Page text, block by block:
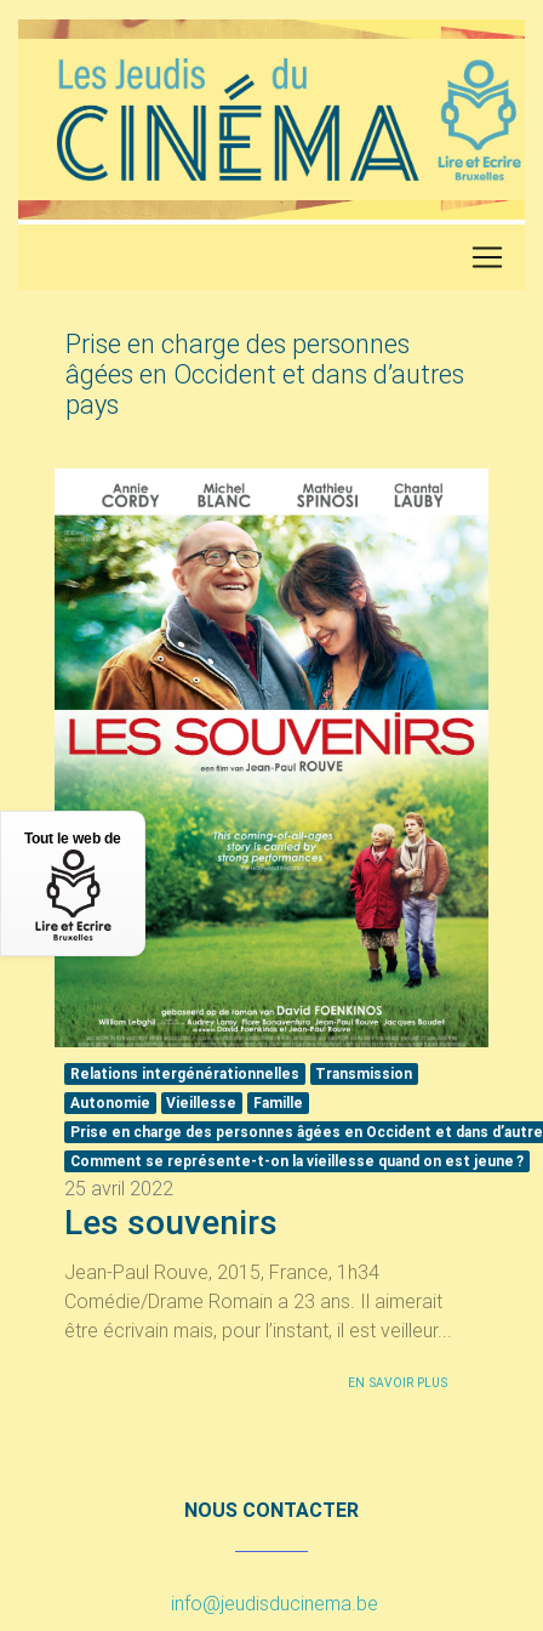
Prise en charge des personnes
âgées en Occident et dans d’autres
pays
Relations intergénérationnelles
Transmission
Autonomie
Vieillesse
Famille
Prise en charge des personnes âgées en Occident et dans
Comment se représente-t-on la vieillesse quand on est jeune ?
25 avril 2022
Les souvenirs
Jean-Paul Rouve, 2015, France, 1h34
Comédie/Drame Romain a 23 ans. Il aimerait
être écrivain mais, pour l’instant, il est veilleur...
EN SAVOIR PLUS
NOUS CONTACTER
info@jeudisducinema.be
Tout le web de